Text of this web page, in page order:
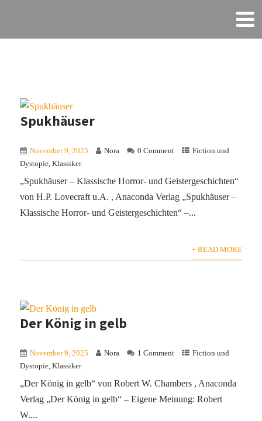
Spukhäuser
November 9, 2025 Nora 0 Comment
Fiction und
Dystopie,Klassiker
„Spukhäuser – Klassische Horror- und Geistergeschichten“
von H.P. Lovecraft u.A. , Anaconda Verlag „Spukhäuser –
Klassische Horror- und Geistergeschichten“ –...
+ READ MORE
Der König in gelb
November 9, 2025 Nora 1 Comment
Fiction und
Dystopie,Klassiker
„Der König in gelb“ von Robert W. Chambers , Anaconda
Verlag „Der König in gelb“ – Eigene Meinung: Robert
W....